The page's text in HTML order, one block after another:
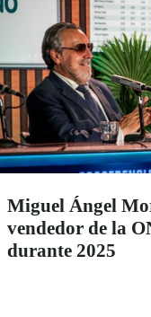
Miguel Ángel
vendedor de la
durante 2025